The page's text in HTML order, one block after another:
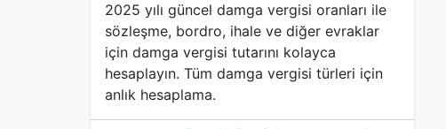
2025 yılı güncel damga vergisi oranları ile
sözleşme, bordro, ihale ve diğer evraklar
için damga vergisi tutarını kolayca
hesaplayın. Tüm damga vergisi türleri için
anlık hesaplama.